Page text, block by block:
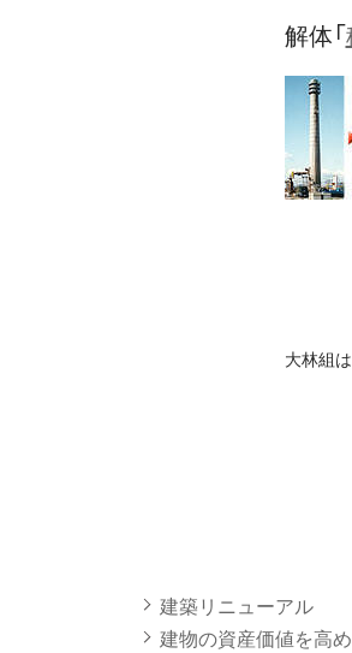
解体「
大林組
建築リニューアル
建物の資産価値を高